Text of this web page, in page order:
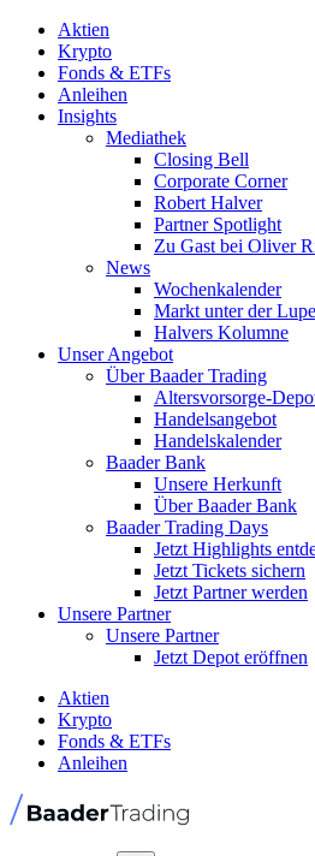
Aktien
Krypto
Fonds & ETFs
Anleihen
Insights
Mediathek
Closing Bell
Corporate Corner
Robert Halver
Partner Spotlight
Zu Gast bei Oliver
News
Wochenkalender
Markt unter der Lupe
Halvers Kolumne
Unser Angebot
Über Baader Trading
Altersvorsorge-
Handelsangebot
Handelskalender
Baader Bank
Unsere Herkunft
Über Baader Bank
Baader Trading Days
Jetzt Highlights
Jetzt Tickets sichern
Jetzt Partner werden
Unsere Partner
Unsere Partner
Jetzt Depot eröffnen
Aktien
Krypto
Fonds & ETFs
Anleihen